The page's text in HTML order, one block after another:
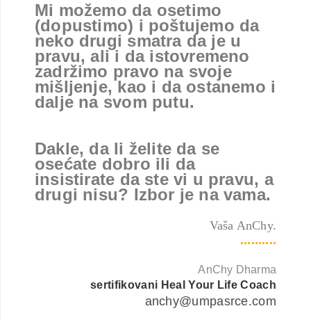
Mi možemo da osetimo
(dopustimo) i poštujemo da
neko drugi smatra da je u
pravu, ali i da istovremeno
zadržimo pravo na svoje
mišljenje, kao i da ostanemo i
dalje na svom putu.
Dakle, da li želite da se
osećate dobro ili da
insistirate da ste vi u pravu, a
drugi nisu? Izbor je na vama.
Vaša AnChy.
..........
AnChy Dharma
sertifikovani Heal Your Life Coach
anchy@umpasrce.com